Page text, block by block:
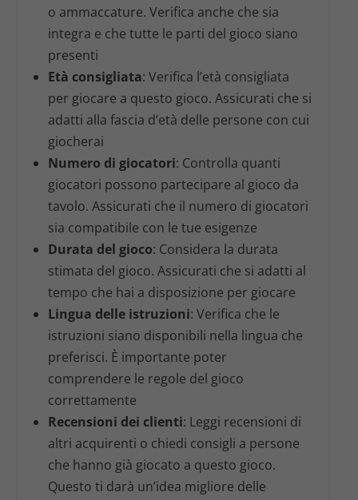
o ammaccature. Verifica anche che sia
integra e che tutte le parti del gioco siano
presenti
Età consigliata: Verifica l’età consigliata
per giocare a questo gioco. Assicurati che si
adatti alla fascia d’età delle persone con cui
giocherai
Numero di giocatori: Controlla quanti
giocatori possono partecipare al gioco da
tavolo. Assicurati che il numero di giocatori
sia compatibile con le tue esigenze
Durata del gioco: Considera la durata
stimata del gioco. Assicurati che si adatti al
tempo che hai a disposizione per giocare
Lingua delle istruzioni: Verifica che le
istruzioni siano disponibili nella lingua che
preferisci. È importante poter
comprendere le regole del gioco
correttamente
Recensioni dei clienti: Leggi recensioni di
altri acquirenti o chiedi consigli a persone
che hanno già giocato a questo gioco.
Questo ti darà un’idea migliore delle